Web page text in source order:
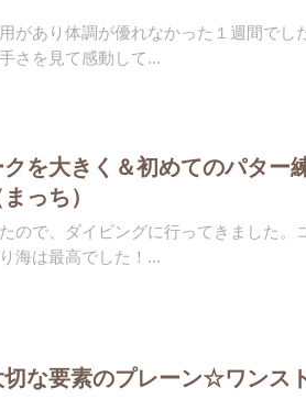
があり体調が優れなかった１週間でし
さを見て感動して...
を大きく＆初めてのパター
っち）
ので、ダイビングに行ってきました。
海は最高でした！...
な要素のプレーン☆ワンス